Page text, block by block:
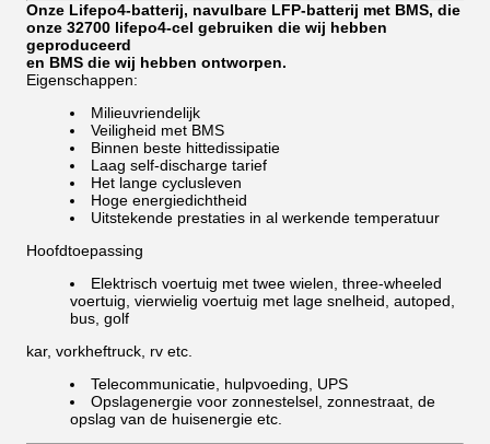
Onze Lifepo4-batterij, navulbare LFP-batterij met BMS, die
onze 32700 lifepo4-cel gebruiken die wij hebben
geproduceerd
en BMS die wij hebben ontworpen.
Eigenschappen:
Milieuvriendelijk
Veiligheid met BMS
Binnen beste hittedissipatie
Laag self-discharge tarief
Het lange cyclusleven
Hoge energiedichtheid
Uitstekende prestaties in al werkende temperatuur
Hoofdtoepassing
Elektrisch voertuig met twee wielen, three-wheeled
voertuig, vierwielig voertuig met lage snelheid, autoped,
bus, golf
kar, vorkheftruck, rv etc.
Telecommunicatie, hulpvoeding, UPS
Opslagenergie voor zonnestelsel, zonnestraat, de
opslag van de huisenergie etc.